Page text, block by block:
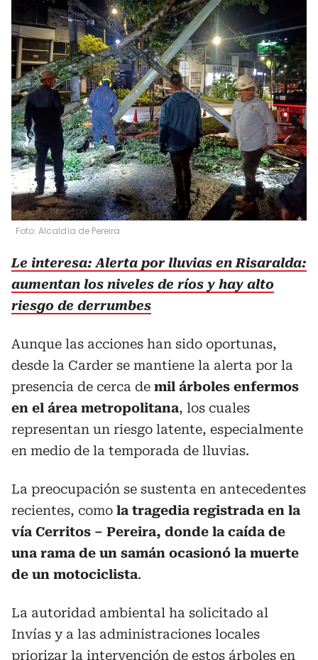
Foto: Alcaldía de Pereira
Le interesa: Alerta por lluvias en Risaralda:
aumentan los niveles de ríos y hay alto
riesgo de derrumbes
Aunque las acciones han sido oportunas,
desde la Carder se mantiene la alerta por la
presencia de cerca de mil árboles enfermos
en el área metropolitana, los cuales
representan un riesgo latente, especialmente
en medio de la temporada de lluvias.
La preocupación se sustenta en antecedentes
recientes, como la tragedia registrada en la
vía Cerritos – Pereira, donde la caída de
una rama de un samán ocasionó la muerte
de un motociclista.
La autoridad ambiental ha solicitado al
Invías y a las administraciones locales
priorizar la intervención de estos árboles en